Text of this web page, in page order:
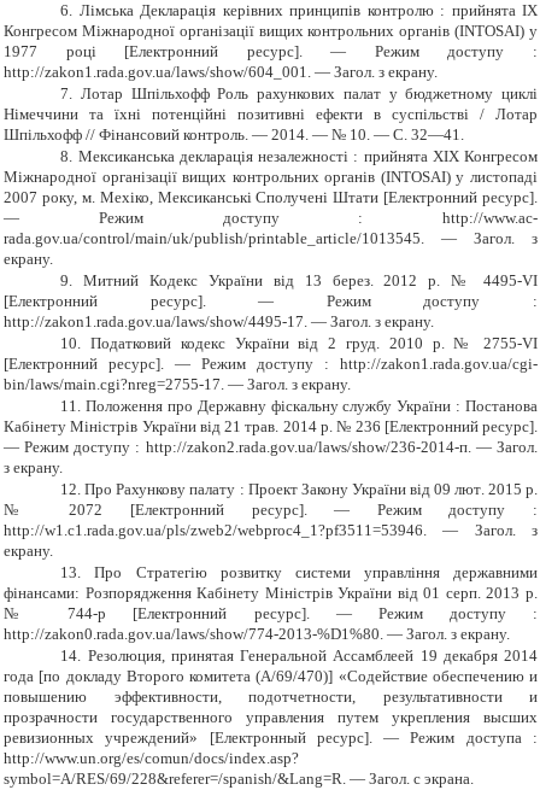
6. Лімська Декларація керівних принципів контролю : прийнята IX
Конгресом Міжнародної організації вищих контрольних органів (INTOSAI) у
1977 році [Електронний ресурс]. — Режим доступу :
http://zakon1.rada.gov.ua/laws/show/604_001. — Загол. з екрану.
7. Лотар Шпільхофф Роль рахункових палат у бюджетному циклі
Німеччини та їхні потенційні позитивні ефекти в суспільстві / Лотар
Шпільхофф // Фінансовий контроль. — 2014. — № 10. — С. 32—41.
8. Мексиканська декларація незалежності : прийнята XIX Конгресом
Міжнародної організації вищих контрольних органів (INTOSAI) у листопаді
2007 року, м. Мехіко, Мексиканські Сполучені Штати [Електронний ресурс].
— Режим доступу : http://www.ac-
rada.gov.ua/control/main/uk/publish/printable_article/1013545. — Загол. з
екрану.
9.
Митний Кодекс України від 13 берез. 2012 р. № 4495-VI
[Електронний ресурс]. — Режим доступу :
http://zakon1.rada.gov.ua/laws/show/4495-17. — Загол. з екрану.
10. Податковий кодекс України від 2 груд. 2010 р. № 2755-VI
[Електронний ресурс]. — Режим доступу : http://zakon1.rada.gov.ua/cgi-
bin/laws/main.cgi?nreg=2755-17. — Загол. з екрану.
11. Положення про Державну фіскальну службу України : Постанова
Кабінету Міністрів України від 21 трав. 2014 р. № 236 [Електронний ресурс].
— Режим доступу : http://zakon2.rada.gov.ua/laws/show/236-2014-п. — Загол.
з екрану.
12. Про Рахункову палату : Проект Закону України від 09 лют. 2015 р.
№2072 [Електронний ресурс]. — Режим доступу :
http://w1.c1.rada.gov.ua/pls/zweb2/webproc4_1?pf3511=53946. — Загол. з
екрану.
13.
Про Стратегію розвитку системи управління державними
фінансами: Розпорядження Кабінету Міністрів України від 01 серп. 2013 р.
№ 744-р [Електронний ресурс]. — Режим доступу :
http://zakon0.rada.gov.ua/laws/show/774-2013-%D1%80. — Загол. з екрану.
14. Резолюция, принятая Генеральной Ассамблеей 19 декабря 2014
года [по докладу Второго комитета (A/69/470)] «Содействие обеспечению и
повышению эффективности, подотчетности, результативности и
прозрачности государственного управления путем укрепления высших
ревизионных учреждений» [Електронный ресурс]. — Режим доступа :
http://www.un.org/es/comun/docs/index.asp?
symbol=A/RES/69/228&referer=/spanish/&Lang=R. — Загол. с экрана.